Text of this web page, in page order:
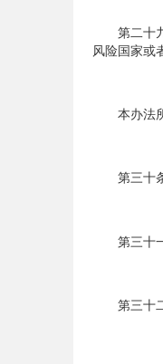
第二十九
风险国家或
本办法所
第三十条
第三十一
第三十